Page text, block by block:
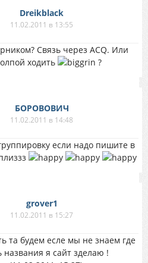
Dreikblack
11.02.2011 в 13:55
Связь через ACQ. Или
ходить
?
БОРОВОВИЧ
11.02.2011 в 14:48
если надо пишите в
grover1
11.02.2011 в 15:27
та будем есле мы не знаем где
названия я сайт зделаю !